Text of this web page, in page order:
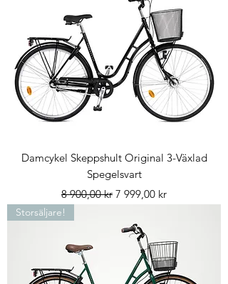
Damcykel Skeppshult Original 3-Växlad
Spegelsvart
Ordinarie pris
8 900,00 kr Reapris
7 999,00 kr
Storsäljare!